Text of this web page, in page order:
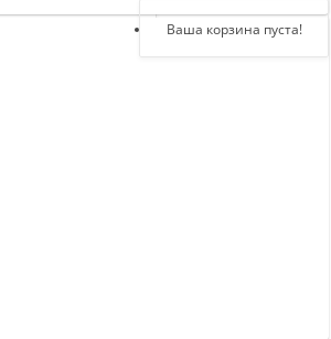
Ваша корзина пуста!